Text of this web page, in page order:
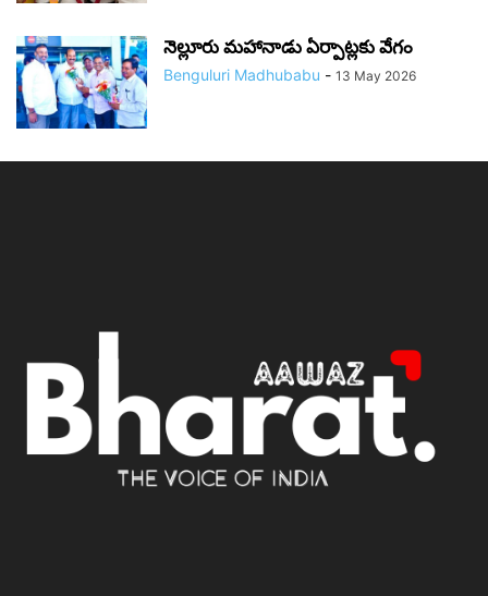
నెల్లూరు మహానాడు ఏర్పాట్లకు వేగం
Benguluri Madhubabu - 13 May 2026